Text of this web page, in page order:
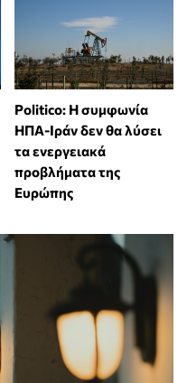
Politico: Η συμφωνία
ΗΠΑ-Ιράν δεν θα λύσει
τα ενεργειακά
προβλήματα της
Ευρώπης